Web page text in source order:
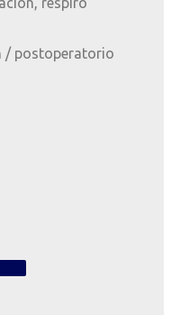
/ postoperatorio